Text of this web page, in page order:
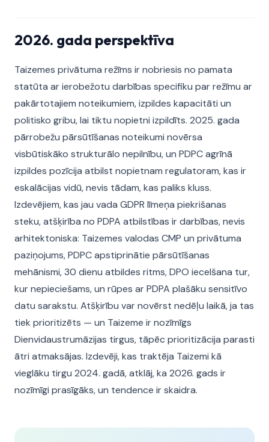
2026. gada perspektīva
Taizemes privātuma režīms ir nobriesis no pamata
statūta ar ierobežotu darbības specifiku par režīmu ar
pakārtotajiem noteikumiem, izpildes kapacitāti un
politisko gribu, lai tiktu nopietni izpildīts. 2025. gada
pārrobežu pārsūtīšanas noteikumi novērsa
visbūtiskāko strukturālo nepilnību, un PDPC agrīnā
izpildes pozīcija atbilst nopietnam regulatoram, kas ir
eskalācijas vidū, nevis tādam, kas paliks kluss.
Izdevējiem, kas jau vada GDPR līmeņa piekrišanas
steku, atšķirība no PDPA atbilstības ir darbības, nevis
arhitektoniska: Taizemes valodas CMP un privātuma
paziņojums, PDPC apstiprinātie pārsūtīšanas
mehānismi, 30 dienu atbildes ritms, DPO iecelšana tur,
kur nepieciešams, un rūpes ar PDPA plašāku sensitīvo
datu sarakstu. Atšķirību var novērst nedēļu laikā, ja tas
tiek prioritizēts — un Taizeme ir nozīmīgs
Dienvidaustrumāzijas tirgus, tāpēc prioritizācija parasti
ātri atmaksājas. Izdevēji, kas traktēja Taizemi kā
vieglāku tirgu 2024. gadā, atklāj, ka 2026. gads ir
nozīmīgi prasīgāks, un tendence ir skaidra.